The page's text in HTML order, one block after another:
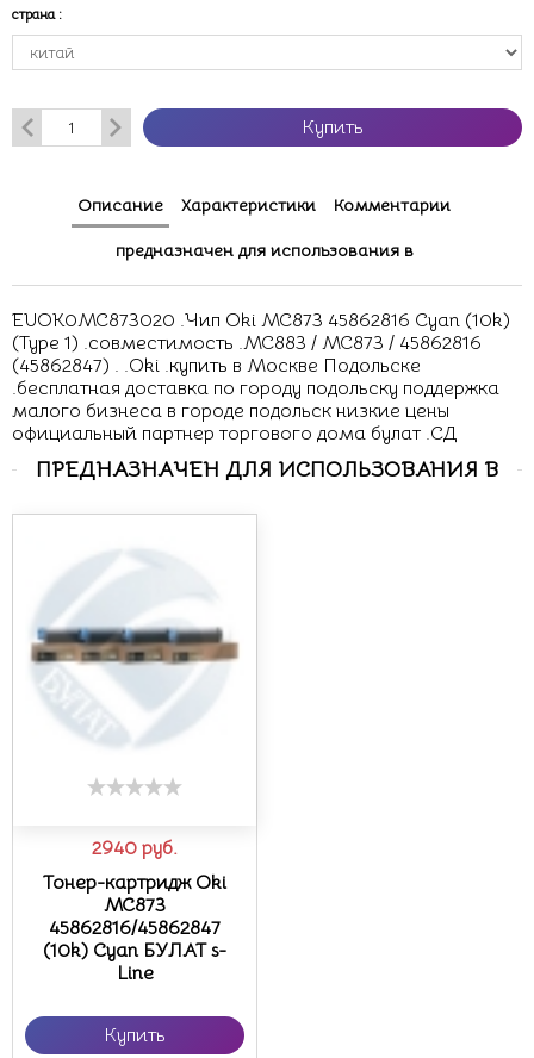
страна :
Купить
Описание Характеристики Комментарии
предназначен для использования в
EUOK0MC873020 .Чип Oki MC873 45862816 Cyan (10k)
(Type 1) .совместимость .MC883 / MC873 / 45862816
(45862847) . .Oki .купить в Москве Подольске
.бесплатная доставка по городу подольску поддержка
малого бизнеса в городе подольск низкие цены
официальный партнер торгового дома булат .СД
ПРЕДНАЗНАЧЕН ДЛЯ ИСПОЛЬЗОВАНИЯ В
2940 руб.
Тонер-картридж Oki
MC873
45862816/45862847
(10k) Cyan БУЛАТ s-
Line
Купить